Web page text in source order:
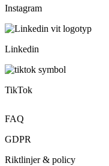
Instagram
Linkedin
TikTok
FAQ
GDPR
Riktlinjer & policy